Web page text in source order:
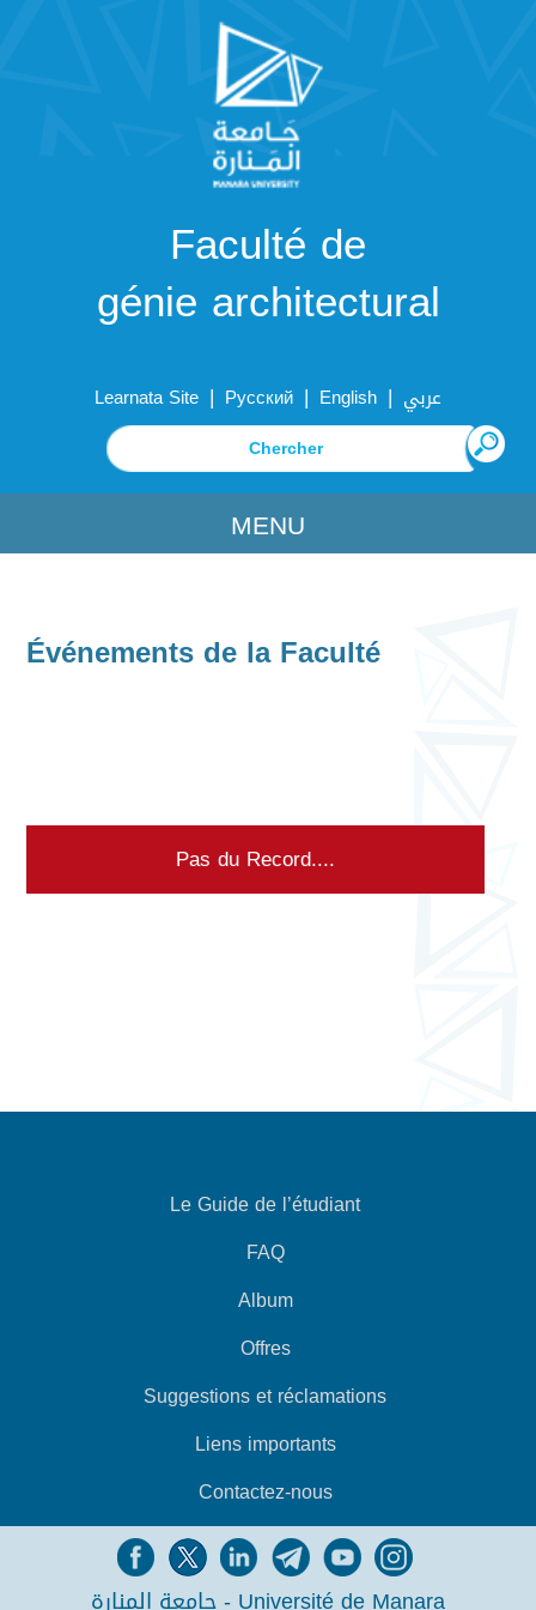
Faculté de
génie architectural
Learnata Site | Русский | English | عربي
MENU
Événements de la Faculté
Pas du Record....
Le Guide de l’étudiant
FAQ
Album
Offres
Suggestions et réclamations
Liens importants
Contactez-nous
جامعة المنارة - Université de Manara